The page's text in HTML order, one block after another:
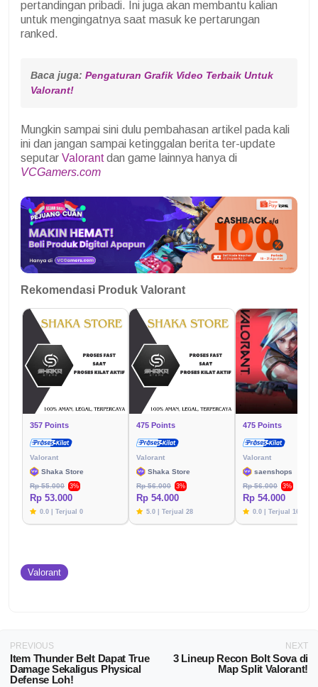
pertandingan pribadi. Ini juga akan membantu kalian
untuk mengingatnya saat masuk ke pertarungan
ranked.
Baca juga: Pengaturan Grafik Video Terbaik Untuk
Valorant!
Mungkin sampai sini dulu pembahasan artikel pada kali
ini dan jangan sampai ketinggalan berita ter-update
seputar Valorantdan game lainnya hanya di
VCGamers.com
Rekomendasi Produk Valorant
357 Points
Valorant
Shaka Store
Rp 55.000
3%
Rp 53.000
0.0 | Terjual 0
475 Points
Valorant
Shaka Store
Rp 56.000
3%
Rp 54.000
5.0 | Terjual 28
475 Points
Valorant
saenshops
Rp 56.000
3%
Rp 54.000
0.0 | Terjual 16
Valorant
PREVIOUS
Item Thunder Belt Dapat True
Damage Sekaligus Physical
Defense Loh!
NEXT
3 Lineup Recon Bolt Sova di
Map Split Valorant!